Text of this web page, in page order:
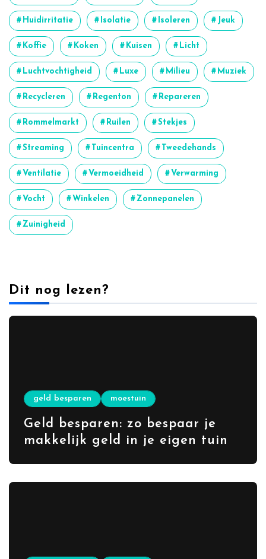
Huidirritatie Isolatie Isoleren Jeuk
Koffie Koken Kuisen Licht
Luchtvochtigheid Luxe Milieu Muziek
Recycleren Regenton Repareren
Rommelmarkt Ruilen Stekjes
Streaming Tuincentra Tweedehands
Ventilatie Vermoeidheid Verwarming
Vocht Winkelen Zonnepanelen
Zuinigheid
Dit nog lezen?
geld besparen moestuin
Geld besparen: zo bespaar je
makkelijk geld in je eigen tuin